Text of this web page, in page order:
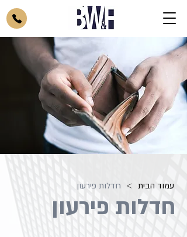
חדלות פירעון
עמוד הבית > חדלות פירעון